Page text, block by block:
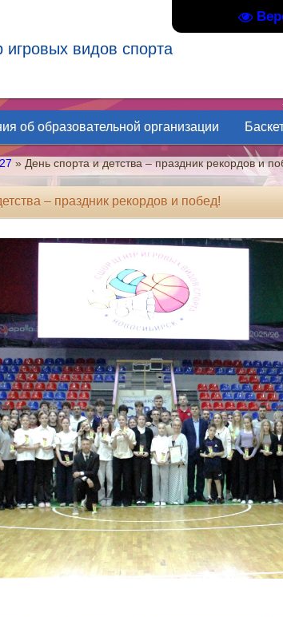
игровых видов спорта
об образовательной организации
27 » День спорта и детства – праздник рекордов и
– праздник рекордов и побед!